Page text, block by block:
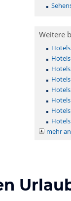
Weitere
mehr